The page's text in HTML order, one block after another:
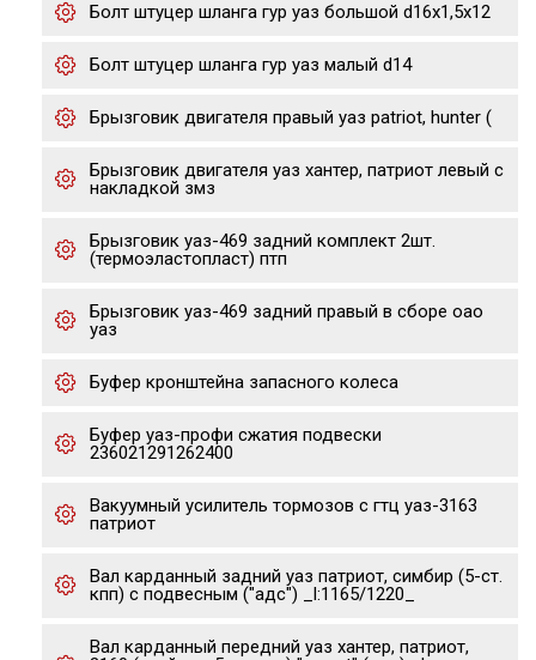
Болт штуцер шланга гур уаз большой d16х1,5х12
Болт штуцер шланга гур уаз малый d14
Брызговик двигателя правый уаз patriot, hunter (
Брызговик двигателя уаз хантер, патриот левый с
накладкой змз
Брызговик уаз-469 задний комплект 2шт.
(термоэластопласт) птп
Брызговик уаз-469 задний правый в сборе оао
уаз
Буфер кронштейна запасного колеса
Буфер уаз-профи сжатия подвески
236021291262400
Вакуумный усилитель тормозов с гтц уаз-3163
патриот
Вал карданный задний уаз патриот, симбир (5-ст.
кпп) с подвесным ("адс") _l:1165/1220_
Вал карданный передний уаз хантер, патриот,